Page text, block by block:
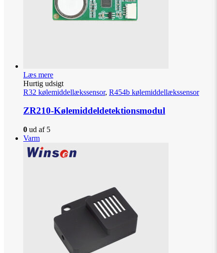
Læs mere
Hurtig udsigt
R32 kølemiddellækssensor, R454b kølemiddellækssensor
ZR210-Kølemiddeldetektionsmodul
0 ud af 5
Varm